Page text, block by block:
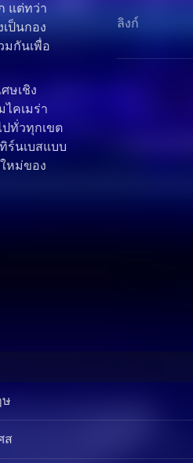
แต่ทว่า
ป็นกอง
มกันเพื่อ
ษเชิง
คเมร่า
ทั่วทุกเขต
ร์นเบสแบบ
หม่ของ
ลิงก์
ษ
ส